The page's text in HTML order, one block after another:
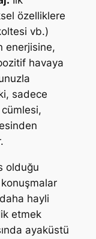
özelliklere
vb.)
enerjisine,
havaya
sadece
olduğu
hayli
etmek
ayaküstü